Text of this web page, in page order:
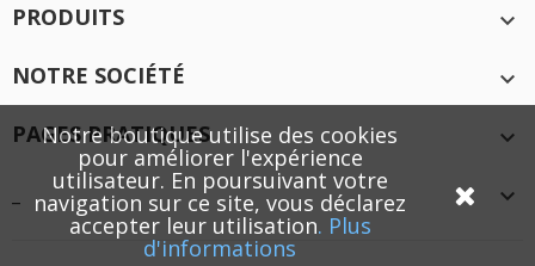
PRODUITS

NOTRE SOCIÉTÉ

PAGES PRATIQUES


Notre boutique utilise des cookies
pour améliorer l'expérience
utilisateur. En poursuivant votre
navigation sur ce site, vous déclarez
accepter leur utilisation. Plus
d'informations